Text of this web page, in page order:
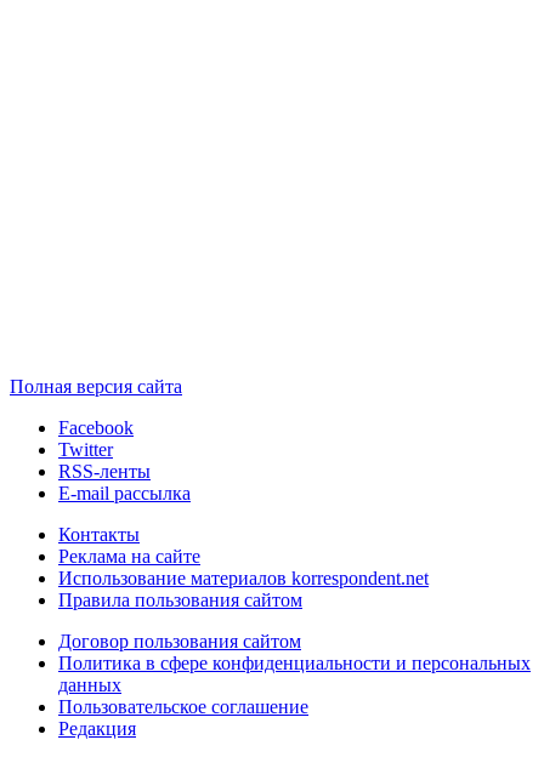
Полная версия сайта
Facebook
Twitter
RSS-ленты
E-mail рассылка
Контакты
Реклама на сайте
Использование материалов korrespondent.net
Правила пользования сайтом
Договор пользования сайтом
Политика в сфере конфиденциальности и персональных
данных
Пользовательское соглашение
Редакция